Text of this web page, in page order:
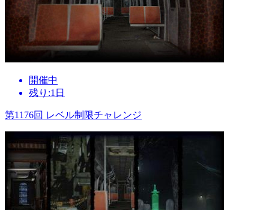
開催中
残り:1日
第1176回 レベル制限チャレンジ